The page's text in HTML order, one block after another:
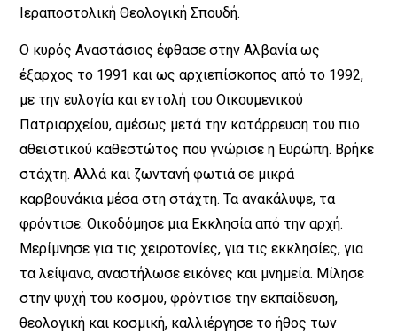
Ιεραποστολική Θεολογική Σπουδή.
Ο κυρός Αναστάσιος έφθασε στην Αλβανία ως
έξαρχος το 1991 και ως αρχιεπίσκοπος από το 1992,
με την ευλογία και εντολή του Οικουμενικού
Πατριαρχείου, αμέσως μετά την κατάρρευση του πιο
αθεϊστικού καθεστώτος που γνώρισε η Ευρώπη. Βρήκε
στάχτη. Αλλά και ζωντανή φωτιά σε μικρά
καρβουνάκια μέσα στη στάχτη. Τα ανακάλυψε, τα
φρόντισε. Οικοδόμησε μια Εκκλησία από την αρχή.
Μερίμνησε για τις χειροτονίες, για τις εκκλησίες, για
τα λείψανα, αναστήλωσε εικόνες και μνημεία. Μίλησε
στην ψυχή του κόσμου, φρόντισε την εκπαίδευση,
θεολογική και κοσμική, καλλιέργησε το ήθος των